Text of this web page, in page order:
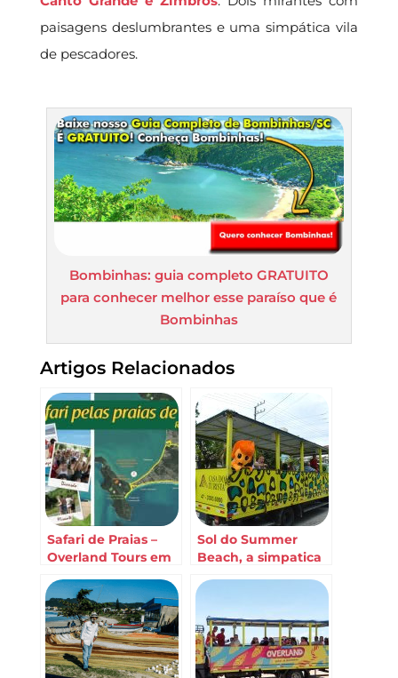
paisagens deslumbrantes e uma simpática vila
de pescadores.
Bombinhas: guia completo GRATUITO
para conhecer melhor esse paraíso que é
Bombinhas
Artigos Relacionados
Safari de Praias –
Overland Tours em
Sol do Summer
Beach, a simpatica
Bombinhas
Hotel & Spa, passeia
no Safari de Praias